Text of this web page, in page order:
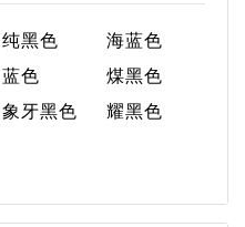
纯黑色
海蓝色
蓝色
煤黑色
象牙黑色
耀黑色